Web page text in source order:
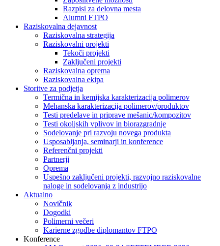
Razpisi za delovna mesta
Alumni FTPO
Raziskovalna dejavnost
Raziskovalna strategija
Raziskovalni projekti
Tekoči projekti
Zaključeni projekti
Raziskovalna oprema
Raziskovalna ekipa
Storitve za podjetja
Termična in kemijska karakterizacija polimerov
Mehanska karakterizacija polimerov/produktov
Testi predelave in priprave mešanic/kompozitov
Testi okoljskih vplivov in biorazgradnje
Sodelovanje pri razvoju novega produkta
Usposabljanja, seminarji in konference
Referenčni projekti
Partnerji
Oprema
Uspešno zaključeni projekti, razvojno raziskovalne
naloge in sodelovanja z industrijo
Aktualno
Novičnik
Dogodki
Polimerni večeri
Karierne zgodbe diplomantov FTPO
Konference